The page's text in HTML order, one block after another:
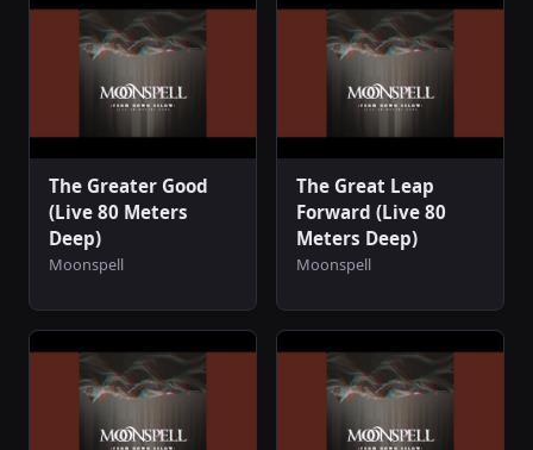
The Greater Good
(Live 80 Meters
Deep)
Moonspell
The Great Leap
Forward (Live 80
Meters Deep)
Moonspell